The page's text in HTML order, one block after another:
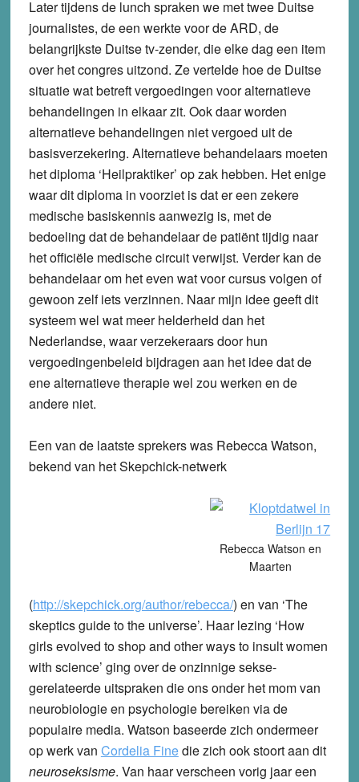
Later tijdens de lunch spraken we met twee Duitse
journalistes, de een werkte voor de ARD, de
belangrijkste Duitse tv-zender, die elke dag een item
over het congres uitzond. Ze vertelde hoe de Duitse
situatie wat betreft vergoedingen voor alternatieve
behandelingen in elkaar zit. Ook daar worden
alternatieve behandelingen niet vergoed uit de
basisverzekering. Alternatieve behandelaars moeten
het diploma ‘Heilpraktiker’ op zak hebben. Het enige
waar dit diploma in voorziet is dat er een zekere
medische basiskennis aanwezig is, met de
bedoeling dat de behandelaar de patiënt tijdig naar
het officiële medische circuit verwijst. Verder kan de
behandelaar om het even wat voor cursus volgen of
gewoon zelf iets verzinnen. Naar mijn idee geeft dit
systeem wel wat meer helderheid dan het
Nederlandse, waar verzekeraars door hun
vergoedingenbeleid bijdragen aan het idee dat de
ene alternatieve therapie wel zou werken en de
andere niet.
Een van de laatste sprekers was Rebecca Watson,
bekend van het Skepchick-netwerk
Rebecca Watson en
Maarten
(http://skepchick.org/author/rebecca/) en van ‘The
skeptics guide to the universe’. Haar lezing ‘How
girls evolved to shop and other ways to insult women
with science’ ging over de onzinnige sekse-
gerelateerde uitspraken die ons onder het mom van
neurobiologie en psychologie bereiken via de
populaire media. Watson baseerde zich ondermeer
op werk van Cordelia Finedie zich ook stoort aan dit
neuroseksisme. Van haar verscheen vorig jaar een